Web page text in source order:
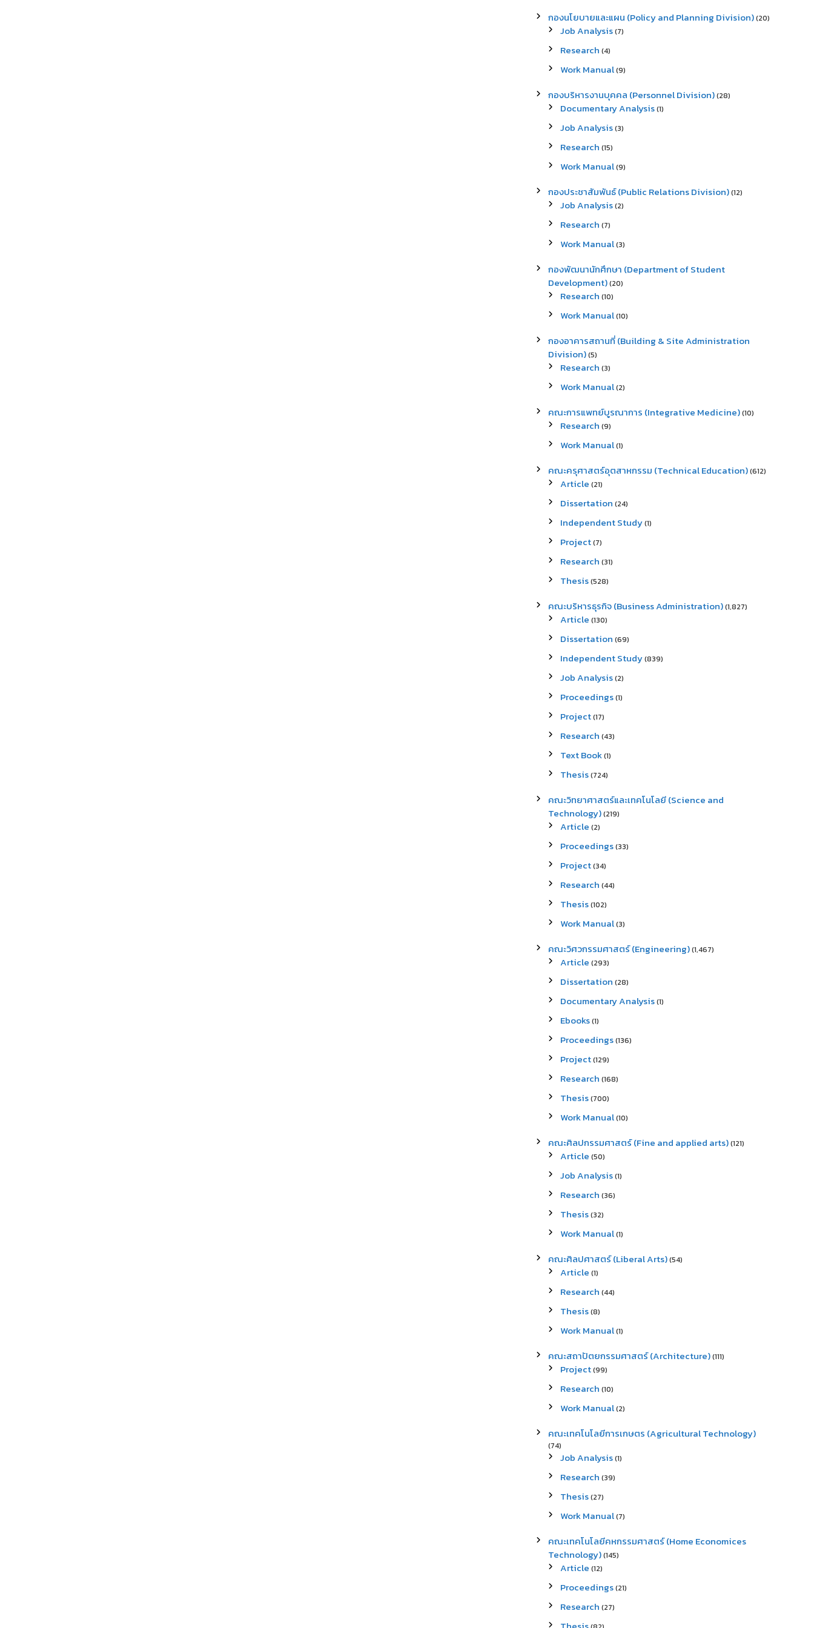
กองนโยบายและแผน (Policy and Planning Division)(20)
Job Analysis(7)
Research (4)
Work Manual(9)
กองบริหารงานบุคคล (Personnel Division)(28)
Documentary Analysis(1)
Job Analysis(3)
Research (15)
Work Manual(9)
กองประชาสัมพันธ์ (Public Relations Division)(12)
Job Analysis(2)
Research (7)
Work Manual(3)
กองพัฒนานักศึกษา (Department of Student
Development)(20)
Research (10)
Work Manual(10)
กองอาคารสถานที่ (Building & Site Administration
Division)(5)
Research (3)
Work Manual(2)
คณะการแพทย์บูรณาการ (Integrative Medicine)(10)
Research (9)
Work Manual(1)
คณะครุศาสตร์อุตสาหกรรม (Technical Education)(612)
Article (21)
Dissertation (24)
Independent Study(1)
Project(7)
Research (31)
Thesis(528)
คณะบริหารธุรกิจ (Business Administration)(1,827)
Article (130)
Dissertation (69)
Independent Study(839)
Job Analysis(2)
Proceedings(1)
Project(17)
Research (43)
Text Book(1)
Thesis(724)
คณะวิทยาศาสตร์และเทคโนโลยี (Science and
Technology)(219)
Article (2)
Proceedings(33)
Project(34)
Research (44)
Thesis(102)
Work Manual(3)
คณะวิศวกรรมศาสตร์ (Engineering)(1,467)
Article (293)
Dissertation (28)
Documentary Analysis(1)
Ebooks(1)
Proceedings(136)
Project(129)
Research (168)
Thesis(700)
Work Manual(10)
คณะศิลปกรรมศาสตร์ (Fine and applied arts)(121)
Article (50)
Job Analysis(1)
Research (36)
Thesis(32)
Work Manual(1)
คณะศิลปศาสตร์ (Liberal Arts)(54)
Article (1)
Research (44)
Thesis(8)
Work Manual(1)
คณะสถาปัตยกรรมศาสตร์ (Architecture)(111)
Project(99)
Research (10)
Work Manual(2)
คณะเทคโนโลยีการเกษตร (Agricultural Technology)
(74)
Job Analysis(1)
Research (39)
Thesis(27)
Work Manual(7)
คณะเทคโนโลยีคหกรรมศาสตร์ (Home Economices
Technology)(145)
Article (12)
Proceedings(21)
Research (27)